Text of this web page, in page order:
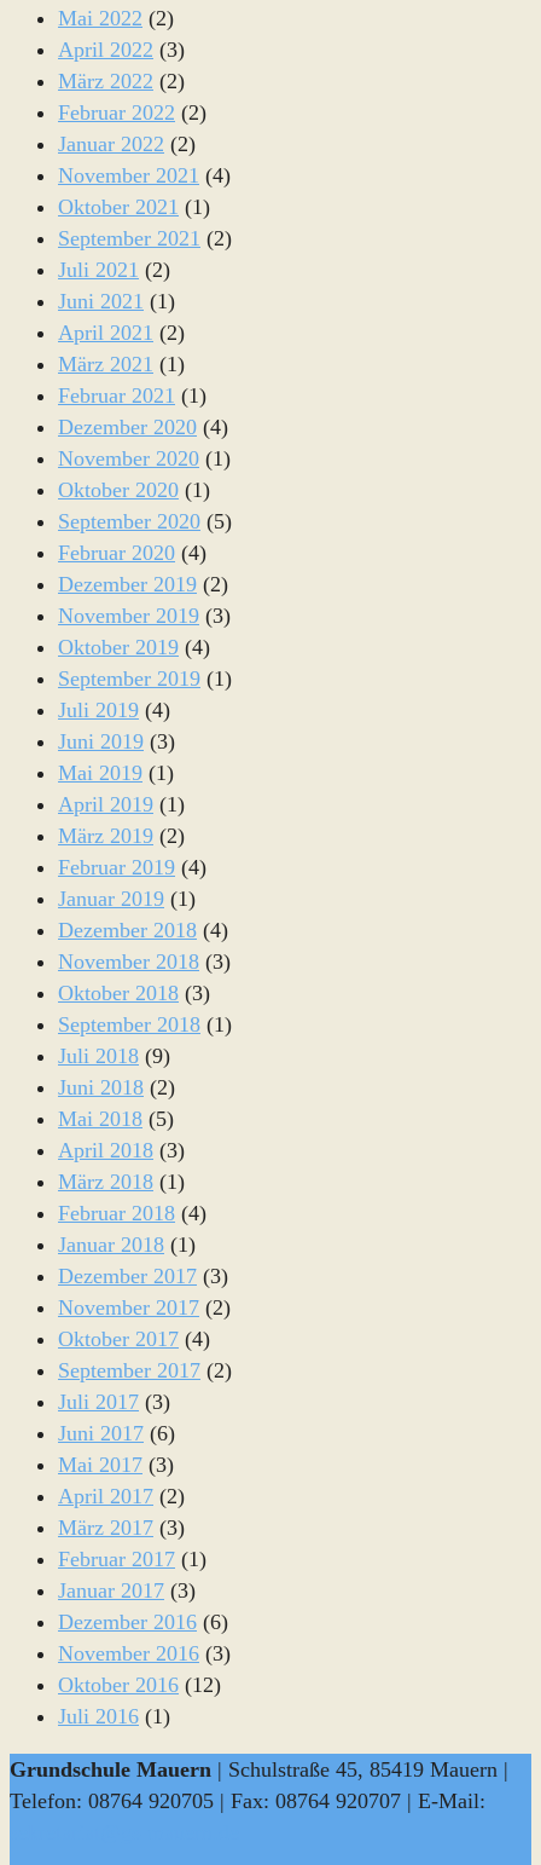
Mai 2022 (2)
April 2022 (3)
März 2022 (2)
Februar 2022 (2)
Januar 2022 (2)
November 2021 (4)
Oktober 2021 (1)
September 2021 (2)
Juli 2021 (2)
Juni 2021 (1)
April 2021 (2)
März 2021 (1)
Februar 2021 (1)
Dezember 2020 (4)
November 2020 (1)
Oktober 2020 (1)
September 2020 (5)
Februar 2020 (4)
Dezember 2019 (2)
November 2019 (3)
Oktober 2019 (4)
September 2019 (1)
Juli 2019 (4)
Juni 2019 (3)
Mai 2019 (1)
April 2019 (1)
März 2019 (2)
Februar 2019 (4)
Januar 2019 (1)
Dezember 2018 (4)
November 2018 (3)
Oktober 2018 (3)
September 2018 (1)
Juli 2018 (9)
Juni 2018 (2)
Mai 2018 (5)
April 2018 (3)
März 2018 (1)
Februar 2018 (4)
Januar 2018 (1)
Dezember 2017 (3)
November 2017 (2)
Oktober 2017 (4)
September 2017 (2)
Juli 2017 (3)
Juni 2017 (6)
Mai 2017 (3)
April 2017 (2)
März 2017 (3)
Februar 2017 (1)
Januar 2017 (3)
Dezember 2016 (6)
November 2016 (3)
Oktober 2016 (12)
Juli 2016 (1)
Grundschule Mauern | Schulstraße 45, 85419 Mauern |
Telefon: 08764 920705 | Fax: 08764 920707 | E-Mail: